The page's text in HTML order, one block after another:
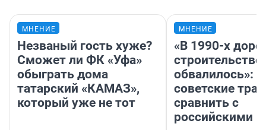
МНЕНИЕ
Незваный гость хуже?
Сможет ли ФК «Уфа»
обыграть дома
татарский «КАМАЗ»,
который уже не тот
МНЕНИЕ
«В 1990-х
строительство
обвалилось»:
советские
сравнить с
российскими